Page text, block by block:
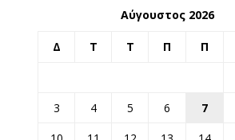
Αύγουστος 2026
Δ Τ Τ Π Π
3
4 5 6 7